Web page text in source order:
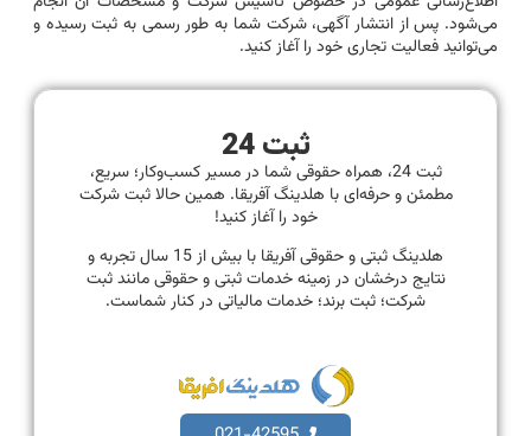
می‌شود. پس از انتشار آگهی، شرکت شما به طور رسمی به ثبت رسیده و
می‌توانید فعالیت تجاری خود را آغاز کنید.
ثبت 24
ثبت 24، همراه حقوقی شما در مسیر کسب‌وکار؛ سریع،
مطمئن و حرفه‌ای با هلدینگ آفریقا. همین حالا ثبت شرکت
خود را آغاز کنید!
هلدینگ ثبتی و حقوقی آفریقا با بیش از 15 سال تجربه و
نتایج درخشان در زمینه خدمات ثبتی و حقوقی مانند ثبت
شرکت؛ ثبت برند؛ خدمات مالیاتی در کنار شماست.